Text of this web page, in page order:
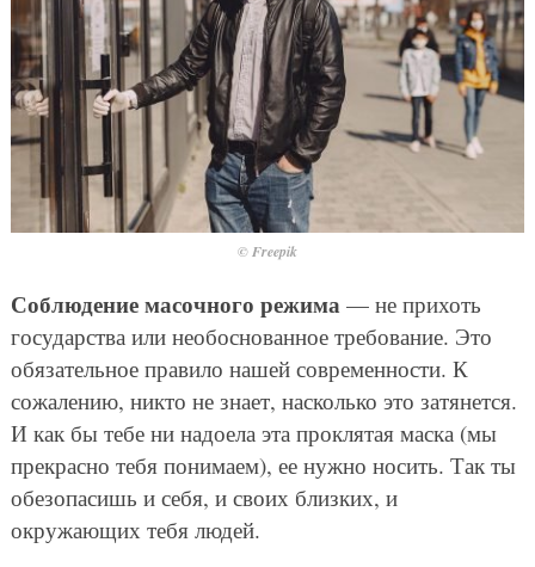
© Freepik
Соблюдение масочного режима — не прихоть
государства или необоснованное требование. Это
обязательное правило нашей современности. К
сожалению, никто не знает, насколько это затянется.
И как бы тебе ни надоела эта проклятая маска (мы
прекрасно тебя понимаем), ее нужно носить. Так ты
обезопасишь и себя, и своих близких, и
окружающих тебя людей.